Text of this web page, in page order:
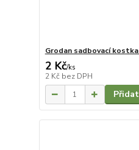
Grodan sadbovací
2 Kč/ks
2 Kč bez DPH